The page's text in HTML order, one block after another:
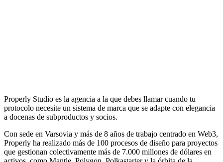
Properly Studio es la agencia a la que debes llamar cuando tu
protocolo necesite un sistema de marca que se adapte con elegancia
a docenas de subproductos y socios.
Con sede en Varsovia y más de 8 años de trabajo centrado en Web3,
Properly ha realizado más de 100 procesos de diseño para proyectos
que gestionan colectivamente más de 7.000 millones de dólares en